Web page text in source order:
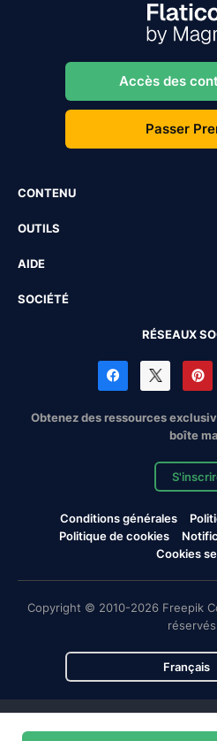
Accès des
Passer
CONTENU
OUTILS
AIDE
SOCIÉTÉ
RÉSEAUX
Obtenez des ressources
boîte
Conditions générales
Politique de cookies
Cookies
Copyright © 2010-2026 Freepik
Français